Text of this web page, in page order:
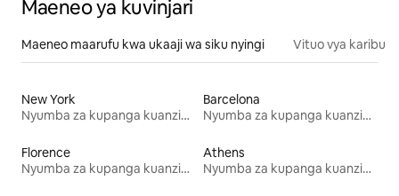
Maeneo ya kuvinjari
Maeneo maarufu kwa ukaaji wa siku nyingi Vituo vya karibu
New York
Nyumba za kupanga kuanzia mwezi mmoja
Barcelona
Nyumba za kupanga kuanzia mwezi mmoja
Florence
Nyumba za kupanga kuanzia mwezi mmoja
Athens
Nyumba za kupanga kuanzia mwezi mmoja